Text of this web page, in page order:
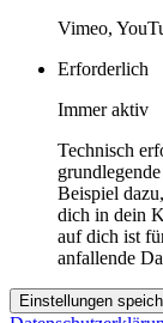
Vimeo,
Erforderlich
Immer aktiv
Technisch
Beispiel
dich in dein
auf dich ist
anfallende
Einstellungen